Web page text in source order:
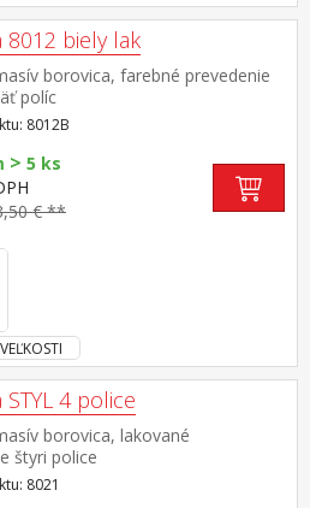
8012 biely lak
borovica, farebné prevedenie
políc
8012B
> 5 ks
€ **
STYL 4 police
borovica, lakované
štyri police
8021